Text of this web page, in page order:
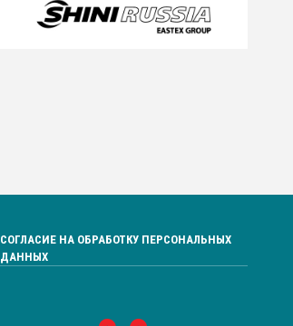
СОГЛАСИЕ НА ОБРАБОТКУ ПЕРСОНАЛЬНЫХ
ДАННЫХ